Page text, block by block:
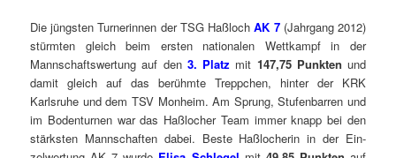
Die jüngsten Turnerinnen der TSG HaßlochAK 7 (Jahrgang 2012)
stürmten gleich beim ersten nationalen Wettkampf in der
Mannschaftswertung auf den 3. Platz mit 147,75 Punkten und
damit gleich auf das berühmte Treppchen, hinter der KRK
Karlsruhe und dem TSV Monheim. Am Sprung, Stufenbarren und
im Bodenturnen war das Haßlocher Team immer knapp bei den
stärksten Mannschaften dabei. Beste Haßlocherin in der Ein-